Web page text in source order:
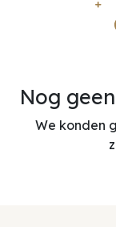
Nog
We konden